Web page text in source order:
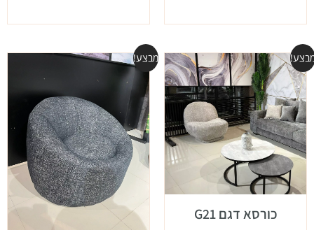
כורסא דגם G21
מבצע!